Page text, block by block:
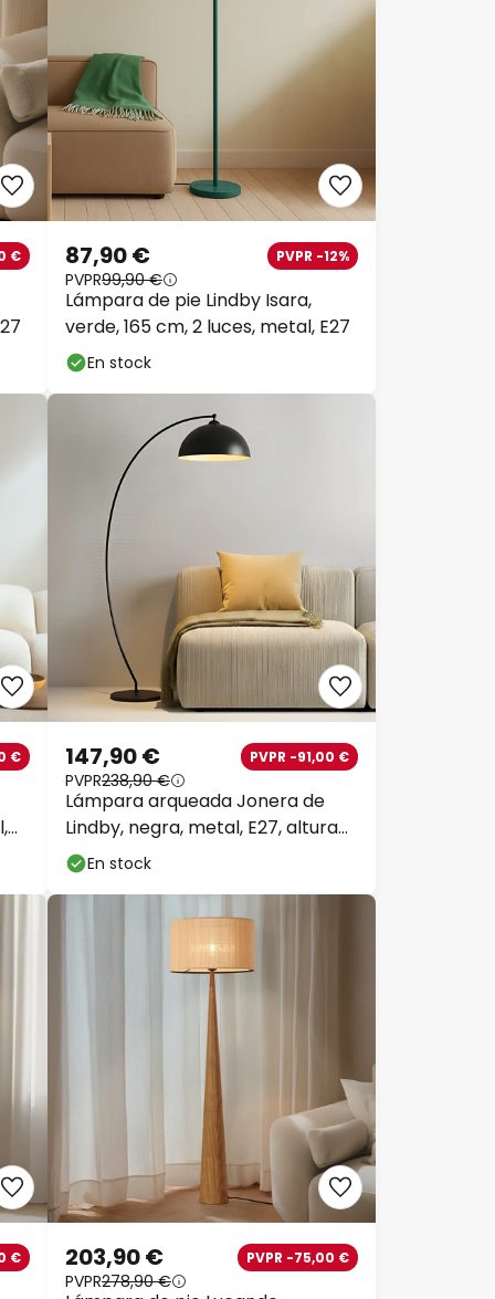
€
Lámpara de pie Lindby Isara,
verde, 165 cm, 2 luces, metal, E27
87,90 € PVPR -12%
PVPR99,90 €
En stock
€
Lámpara arqueada Jonera de
Lindby, negra, metal, E27, altura
185 cm
147,90 € PVPR -91,00 €
PVPR238,90 €
En stock
€ 203,90 € PVPR -75,00 €
PVPR278,90 €